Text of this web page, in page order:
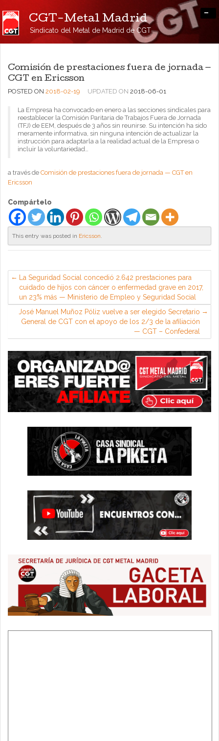
CGT-Metal Madrid
Sindicato del Metal de Madrid de CGT
-
Comisión de prestaciones fuera de jornada —
CGT en Ericsson
POSTED ON 2018-02-19 UPDATED ON 2018-06-01
La Empresa ha convocado en enero a las secciones sindicales para
reestablecer la Comisión Paritaria de Trabajos Fuera de Jornada
(TFJ) de EEM, después de 3 años sin reunirse. Su intención ha sido
meramente informativa, sin ninguna intención de actualizar la
instrucción para adaptarla a la realidad actual de la Empresa o
incluir la voluntariedad…
a través de Comisión de prestaciones fuera de jornada — CGT en
Ericsson
Compártelo
This entry was posted in Ericsson.
La Seguridad Social concedió 2.642 prestaciones para
cuidado de hijos con cáncer o enfermedad grave en 2017,
un 23% más — Ministerio de Empleo y Seguridad Social
José Manuel Muñoz Póliz vuelve a ser elegido Secretario
General de CGT con el apoyo de los 2/3 de la afiliación
— CGT – Confederal